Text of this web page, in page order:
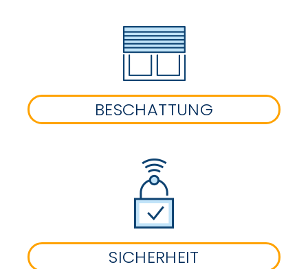
BESCHATTUNG
SICHERHEIT